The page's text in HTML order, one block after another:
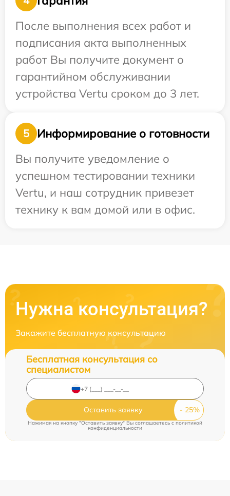
После выполнения всех работ и
подписания акта выполненных
работ Вы получите документ о
гарантийном обслуживании
устройства Vertu сроком до 3 лет.
5
Информирование о готовности
Вы получите уведомление о
успешном тестировании техники
Vertu, и наш сотрудник привезет
технику к вам домой или в офис.
Нужна консультация?
Закажите бесплатную консультацию
Бесплатная консультация со
специалистом
Оставить заявку
Нажимая на кнопку "Оставить заявку" Вы соглашаетесь cполитикой
конфиденциальности